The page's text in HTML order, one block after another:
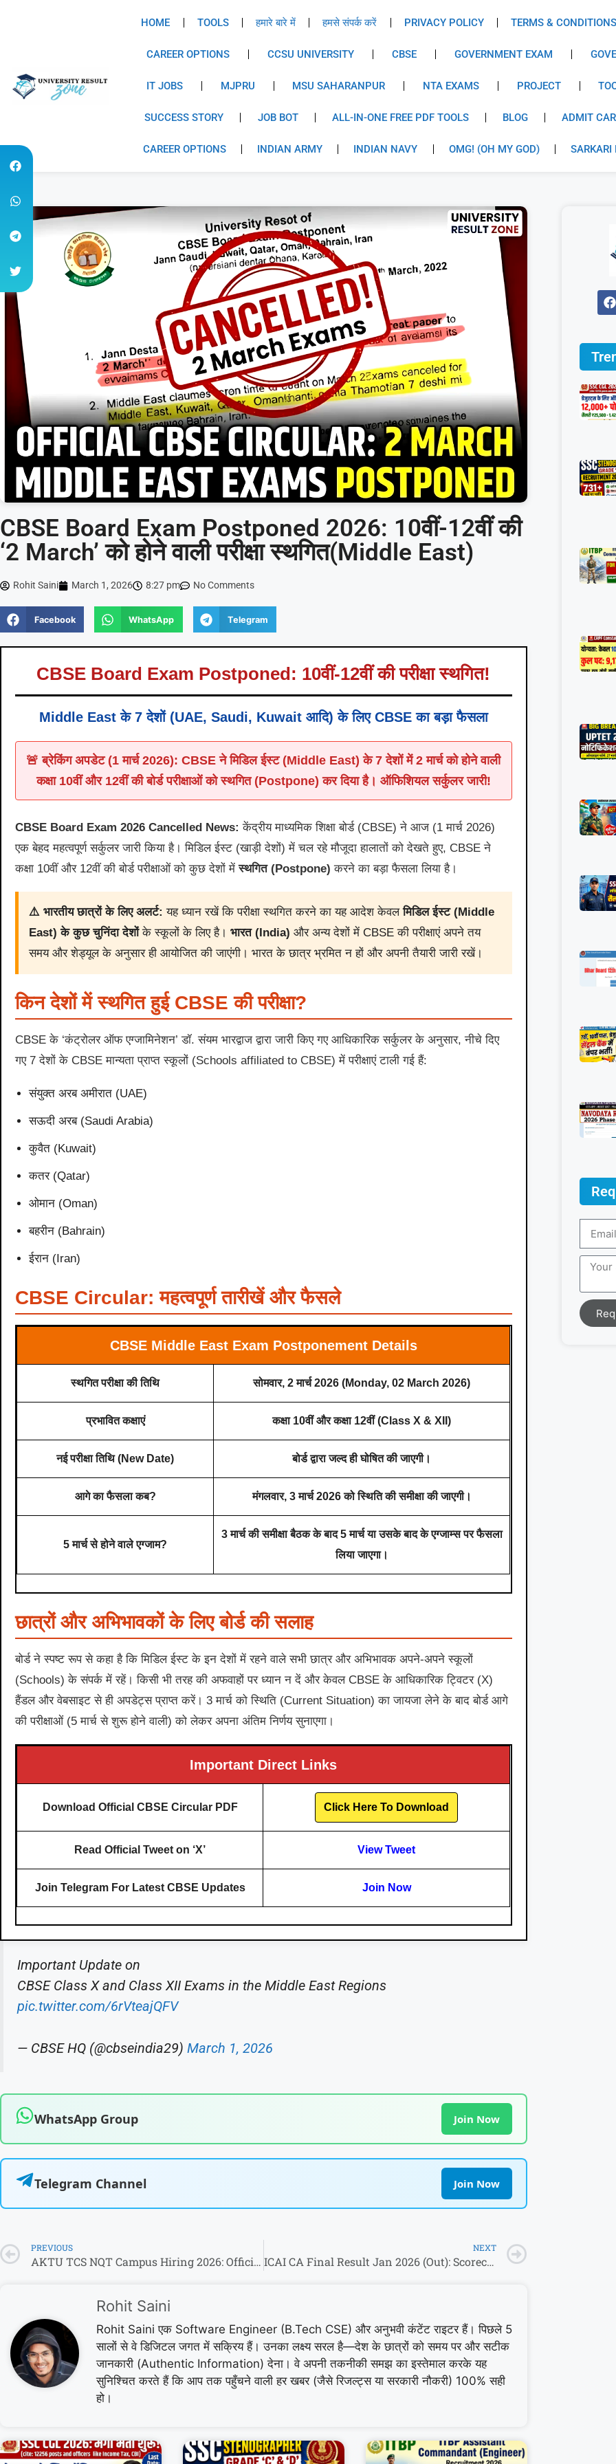
HOME TOOLS हमारे बारे में हमसे संपर्क करें PRIVACY POLICY TERMS & CONDITIONS
CAREER OPTIONS CCSU UNIVERSITY CBSE GOVERNMENT EXAM
IT JOBS MJPRU MSU SAHARANPUR NTA EXAMS PROJECT
SUCCESS STORY JOB BOT ALL-IN-ONE FREE PDF TOOLS BLOG ADMIT
CAREER OPTIONS INDIAN ARMY INDIAN NAVY OMG! (OH MY GOD) SARKARI
CBSE Board Exam Postponed 2026: 10वीं-12वीं की
‘2 March’ को होने वाली परीक्षा स्थगित(Middle East)
Rohit Saini March 1, 2026 8:27 pm No Comments
Facebook WhatsApp Telegram
CBSE Board Exam Postponed: 10वीं-12वीं की परीक्षा स्थगित!
Middle East के 7 देशों (UAE, Saudi, Kuwait आदि) के लिए CBSE का बड़ा फैसला
🚨 ब्रेकिंग अपडेट (1 मार्च 2026): CBSE ने मिडिल ईस्ट (Middle East) के 7 देशों में 2 मार्च को होने वाली
कक्षा 10वीं और 12वीं की बोर्ड परीक्षाओं को स्थगित (Postpone) कर दिया है। ऑफिशियल सर्कुलर जारी!
CBSE Board Exam 2026 Cancelled News: केंद्रीय माध्यमिक शिक्षा बोर्ड (CBSE) ने आज (1 मार्च 2026)
एक बेहद महत्वपूर्ण सर्कुलर जारी किया है। मिडिल ईस्ट (खाड़ी देशों) में चल रहे मौजूदा हालातों को देखते हुए, CBSE ने
कक्षा 10वीं और 12वीं की बोर्ड परीक्षाओं को कुछ देशों मेंस्थगित (Postpone) करने का बड़ा फैसला लिया है।
⚠️ भारतीय छात्रों के लिए अलर्ट: यह ध्यान रखें कि परीक्षा स्थगित करने का यह आदेश केवलमिडिल ईस्ट (Middle
East) के कुछ चुनिंदा देशोंके स्कूलों के लिए है। भारत (India) और अन्य देशों में CBSE की परीक्षाएं अपने तय
समय और शेड्यूल के अनुसार ही आयोजित की जाएंगी। भारत के छात्र भ्रमित न हों और अपनी तैयारी जारी रखें।
किन देशों में स्थगित हुई CBSE की परीक्षा?
CBSE के ‘कंट्रोलर ऑफ एग्जामिनेशन’ डॉ. संयम भारद्वाज द्वारा जारी किए गए आधिकारिक सर्कुलर के अनुसार, नीचे दिए
गए 7 देशों के CBSE मान्यता प्राप्त स्कूलों (Schools affiliated to CBSE) में परीक्षाएं टाली गई हैं:
संयुक्त अरब अमीरात (UAE)
सऊदी अरब (Saudi Arabia)
कुवैत (Kuwait)
कतर (Qatar)
ओमान (Oman)
बहरीन (Bahrain)
ईरान (Iran)
CBSE Circular: महत्वपूर्ण तारीखें और फैसले
CBSE Middle East Exam Postponement Details
स्थगित परीक्षा की तिथि सोमवार, 2 मार्च 2026 (Monday, 02 March 2026)
प्रभावित कक्षाएं कक्षा 10वीं और कक्षा 12वीं (Class X & XII)
नई परीक्षा तिथि (New Date) बोर्ड द्वारा जल्द ही घोषित की जाएगी।
आगे का फैसला कब? मंगलवार, 3 मार्च 2026 को स्थिति की समीक्षा की जाएगी।
5 मार्च से होने वाले एग्जाम?
3 मार्च की समीक्षा बैठक के बाद 5 मार्च या उसके बाद के एग्जाम्स पर फैसला
लिया जाएगा।
छात्रों और अभिभावकों के लिए बोर्ड की सलाह
बोर्ड ने स्पष्ट रूप से कहा है कि मिडिल ईस्ट के इन देशों में रहने वाले सभी छात्र और अभिभावक अपने-अपने स्कूलों
(Schools) के संपर्क में रहें। किसी भी तरह की अफवाहों पर ध्यान न दें और केवल CBSE के आधिकारिक ट्विटर (X)
हैंडल और वेबसाइट से ही अपडेट्स प्राप्त करें। 3 मार्च को स्थिति (Current Situation) का जायजा लेने के बाद बोर्ड आगे
की परीक्षाओं (5 मार्च से शुरू होने वाली) को लेकर अपना अंतिम निर्णय सुनाएगा।
Important Direct Links
Download Official CBSE Circular PDF Click Here To Download
Read Official Tweet on ‘X’ View Tweet
Join Telegram For Latest CBSE Updates Join Now
Important Update on
CBSE Class X and Class XII Exams in the Middle East Regions
pic.twitter.com/6rVteajQFV
— CBSE HQ (@cbseindia29) March 1, 2026
WhatsApp Group Join Now
Telegram Channel Join Now
PREVIOUS
AKTU TCS NQT Campus Hiring 2026: Official Notice OUT! ,यहाँ से करें डायरेक्ट अप्लाई
NEXT
ICAI CA Final Result Jan 2026 (Out): Scorecard & Toppers List @ icai.nic.in
Rohit Saini
Rohit Saini एक Software Engineer (B.Tech CSE) और अनुभवी कंटेंट राइटर हैं। पिछले 5
सालों से वे डिजिटल जगत में सक्रिय हैं। उनका लक्ष्य सरल है—देश के छात्रों को समय पर और सटीक
जानकारी (Authentic Information) देना। वे अपनी तकनीकी समझ का इस्तेमाल करके यह
सुनिश्चित करते हैं कि आप तक पहुँचने वाली हर खबर (जैसे रिजल्ट्स या सरकारी नौकरी) 100% सही
हो।